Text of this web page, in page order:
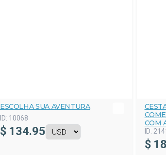
ESCOLHA SUA AVENTURA
ID: 10068
$ 134.95
COM
ID:
$